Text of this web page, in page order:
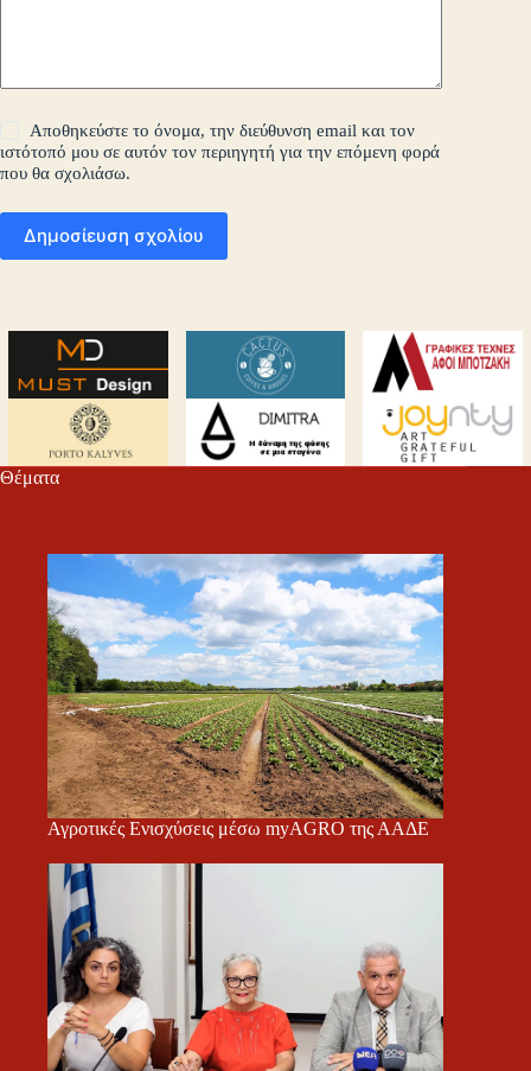
Αποθηκεύστε το όνομα, την διεύθυνση email και τον
ιστότοπό μου σε αυτόν τον περιηγητή για την επόμενη φορά
που θα σχολιάσω.
Δημοσίευση σχολίου
Θέματα
Αγροτικές Ενισχύσεις μέσω myAGRO της ΑΑΔΕ